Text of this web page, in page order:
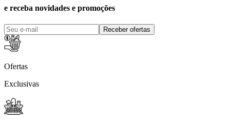
e receba novidades e promoções
Receber ofertas
Ofertas
Exclusivas